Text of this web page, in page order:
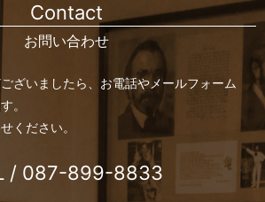
Contact
お問い合わせ
ざいましたら、お電話やメールフォーム
。
ください。
/ 087-899-8833